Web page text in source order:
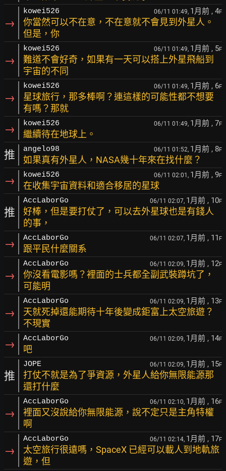
→
kowei526 06/11 01:49, 1月前 , 4F
你當然可以不在意，不在意就不會見到外星人。
但是，你
→
kowei526 06/11 01:49, 1月前 , 5F
難道不會好奇，如果有一天可以搭上外星飛船到
宇宙的不同
→
kowei526 06/11 01:49, 1月前 , 6F
星球旅行，那多棒啊？連這樣的可能性都不想要
有嗎？那就
→ kowei526 06/11 01:49, 1月前 , 7F
繼續待在地球上。
推 angelo98 06/11 01:52, 1月前 , 8F
如果真有外星人，NASA幾十年來在找什麼？
→ kowei526 06/11 02:01, 1月前 , 9F
在收集宇宙資料和適合移居的星球
推
AccLaborGo 06/11 02:07, 1月前 , 10F
好棒，但是要打仗了，可以去外星球也是有錢人
的事，
→ AccLaborGo 06/11 02:07, 1月前 , 11 F
跟平民什麼關系
→
AccLaborGo 06/11 02:09, 1月前 , 12F
你沒看電影嗎？裡面的士兵都全副武裝蹲坑了，
可能明
→
AccLaborGo 06/11 02:09, 1月前 , 13F
天就死掉還能期待十年後變成鉅富上太空旅遊？
不現實
→ AccLaborGo 06/11 02:09, 1月前 , 14F
吧
推
JOPE 06/11 02:09, 1月前 , 15F
打仗不就是為了爭資源，外星人給你無限能源那
還打什麼
→
AccLaborGo 06/11 02:10, 1月前 , 16F
裡面又沒說給你無限能源，說不定只是主角特權
啊
→
AccLaborGo 06/11 02:14, 1月前 , 17F
太空旅行很遠嗎，SpaceX 已經可以載人到地軌旅
遊，但